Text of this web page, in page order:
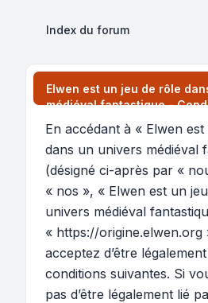
Index du forum
Elwen est un jeu de rôle
médiéval fantastique -
En accédant à « Elwen
dans un univers médiéval
(désigné ci-après par «
« nos », « Elwen est un
univers médiéval
« https://origine.elwen.org
acceptez d’être
conditions suivantes. Si
pas d’être légalement lié